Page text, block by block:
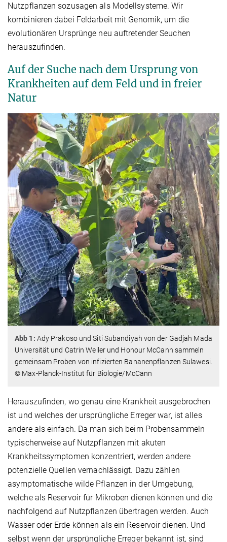
Nutzpflanzen sozusagen als Modellsysteme. Wir
kombinieren dabei Feldarbeit mit Genomik, um die
evolutionären Ursprünge neu auftretender Seuchen
herauszufinden.
Auf der Suche nach dem Ursprung von
Krankheiten auf dem Feld und in freier
Natur
Abb 1: Ady Prakoso und Siti Subandiyah von der Gadjah Mada
Universität und Catrin Weiler und Honour McCann sammeln
gemeinsam Proben von infizierten Bananenpflanzen Sulawesi.
© Max-Planck-Institut für Biologie/McCann
Herauszufinden, wo genau eine Krankheit ausgebrochen
ist und welches der ursprüngliche Erreger war, ist alles
andere als einfach. Da man sich beim Probensammeln
typischerweise auf Nutzpflanzen mit akuten
Krankheitssymptomen konzentriert, werden andere
potenzielle Quellen vernachlässigt. Dazu zählen
asymptomatische wilde Pflanzen in der Umgebung,
welche als Reservoir für Mikroben dienen können und die
nachfolgend auf Nutzpflanzen übertragen werden. Auch
Wasser oder Erde können als ein Reservoir dienen. Und
selbst wenn der ursprüngliche Erreger bekannt ist, sind